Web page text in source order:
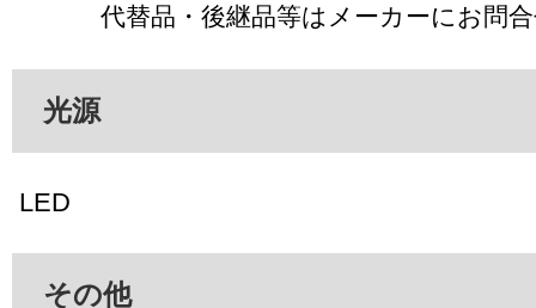
代替品・後継品等はメーカーにお問
光源
LED
その他